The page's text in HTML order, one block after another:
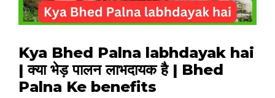
Kya Bhed Palna labhdayak hai
| क्या भेड़ पालन लाभदायक है | Bhed
Palna Ke benefits